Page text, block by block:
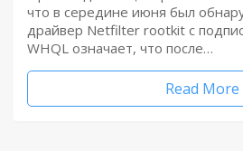
что в середине июня был
драйвер Netfilter rootkit с
WHQL означает, что после…
Read More